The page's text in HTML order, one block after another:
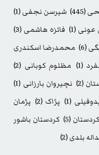
(445) شیرسن نجفی(1)
عونی (1) فائزه هاشمی (3)
(6)
محمدرضا اسکندری
(1) مظلوم کوبانی (2)
(2) نچیروان بارزانی (1)
(1) پژاک (2)
پژمان
کردستان (5)
کردستان باشور
بلدی(2)